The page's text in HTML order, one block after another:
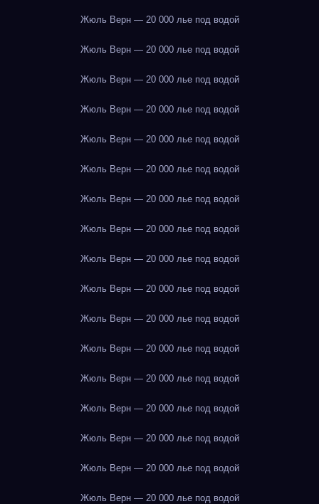
Жюль Верн — 20 000 лье под водой
Жюль Верн — 20 000 лье под водой
Жюль Верн — 20 000 лье под водой
Жюль Верн — 20 000 лье под водой
Жюль Верн — 20 000 лье под водой
Жюль Верн — 20 000 лье под водой
Жюль Верн — 20 000 лье под водой
Жюль Верн — 20 000 лье под водой
Жюль Верн — 20 000 лье под водой
Жюль Верн — 20 000 лье под водой
Жюль Верн — 20 000 лье под водой
Жюль Верн — 20 000 лье под водой
Жюль Верн — 20 000 лье под водой
Жюль Верн — 20 000 лье под водой
Жюль Верн — 20 000 лье под водой
Жюль Верн — 20 000 лье под водой
Жюль Верн — 20 000 лье под водой